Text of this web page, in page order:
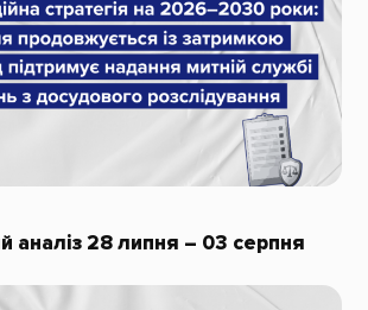
аналіз 28 липня – 03 серпня